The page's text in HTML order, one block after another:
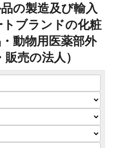
の製造及び輸入
ブランドの化粧
動物用医薬部外
売の法人）